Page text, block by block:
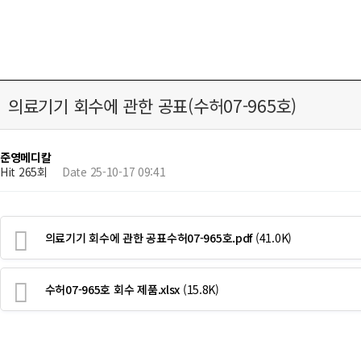
의료기기 회수에 관한 공표(수허07-965호)
준영메디칼
Hit 265회
Date 25-10-17 09:41
의료기기 회수에 관한 공표수허07-965호.pdf(41.0K)
수허07-965호 회수 제품.xlsx (15.8K)